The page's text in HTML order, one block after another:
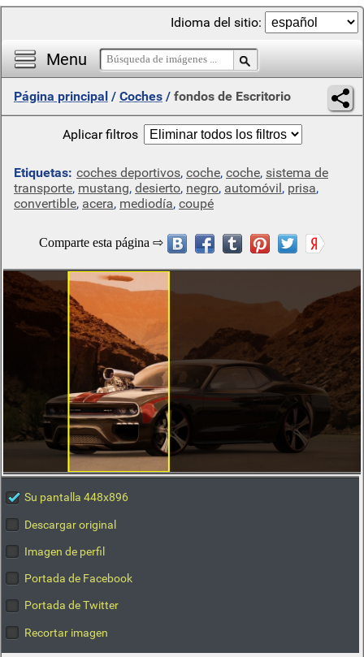
Menu
Idioma del sitio:
Página principal / Coches / fondos de Escritorio
Aplicar filtros
Etiquetas: coches deportivos, coche, coche, sistema de
transporte, mustang, desierto, negro, automóvil, prisa,
convertible, acera, mediodía, coupé
Su pantalla 448x896
Descargar original
Imagen de perfil
Portada de Facebook
Portada de Twitter
Recortar imagen